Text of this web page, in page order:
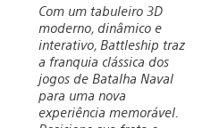
Com um tabuleiro 3D
moderno, dinâmico e
interativo, Battleship traz
a franquia clássica dos
jogos de Batalha Naval
para uma nova
experiência memorável.